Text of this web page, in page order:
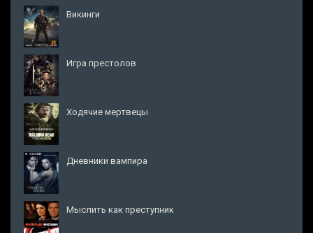
Викинги
Игра престолов
Ходячие мертвецы
Дневники вампира
Мыслить как преступник